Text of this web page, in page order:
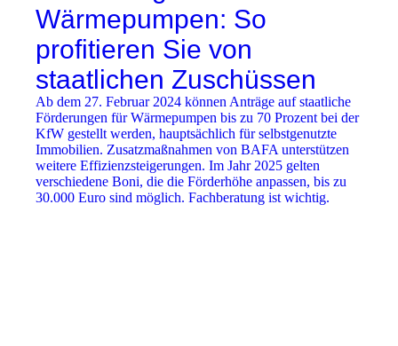
Wärmepumpen: So
profitieren Sie von
staatlichen Zuschüssen
Ab dem 27. Februar 2024 können Anträge auf staatliche
Förderungen für Wärmepumpen bis zu 70 Prozent bei der
KfW gestellt werden, hauptsächlich für selbstgenutzte
Immobilien. Zusatzmaßnahmen von BAFA unterstützen
weitere Effizienzsteigerungen. Im Jahr 2025 gelten
verschiedene Boni, die die Förderhöhe anpassen, bis zu
30.000 Euro sind möglich. Fachberatung ist wichtig.